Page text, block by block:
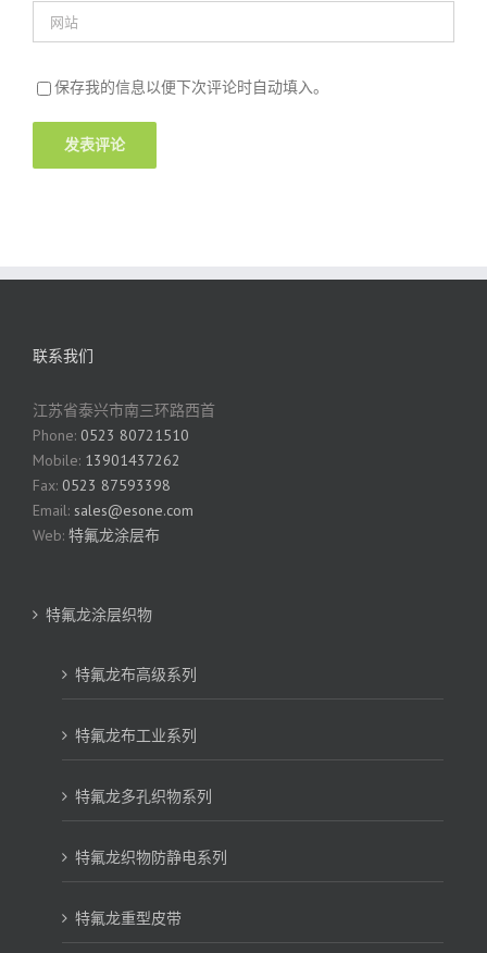
保存我的信息以便下次评论时自动填入。
联系我们
江苏省泰兴市南三环路西首
Phone: 0523 80721510
Mobile: 13901437262
Fax: 0523 87593398
Email: sales@esone.com
Web: 特氟龙涂层布
特氟龙涂层织物
特氟龙布高级系列
特氟龙布工业系列
特氟龙多孔织物系列
特氟龙织物防静电系列
特氟龙重型皮带